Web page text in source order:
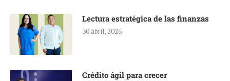
Lectura estratégica de las finanzas
30 abril, 2026
Crédito ágil para crecer